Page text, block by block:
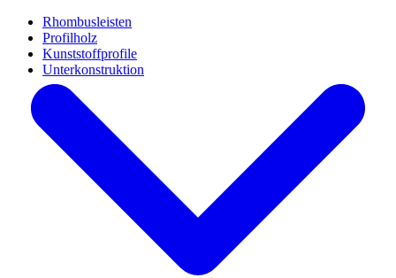
Rhombusleisten
Profilholz
Kunststoffprofile
Unterkonstruktion